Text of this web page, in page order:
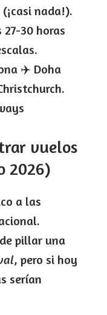
nada!).
27-30 horas
✈️ Doha
vuelos
2026)
a las
pillar una
, pero si hoy
serían